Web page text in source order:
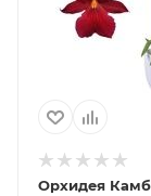
Орхидея